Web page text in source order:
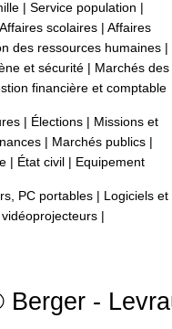
Service population
Affaires scolaires
Affaires
des ressources humaines
et sécurité
Marchés des
financière et comptable
Élections
Missions et
Marchés publics
État civil Equipement
PC portables
Logiciels et
Berger -